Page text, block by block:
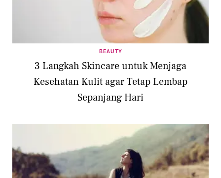
BEAUTY
3 Langkah Skincare untuk Menjaga
Kesehatan Kulit agar Tetap Lembap
Sepanjang Hari